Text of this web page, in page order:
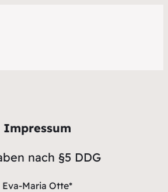
Impressum
nach §5 DDG
Eva-Maria Otte*